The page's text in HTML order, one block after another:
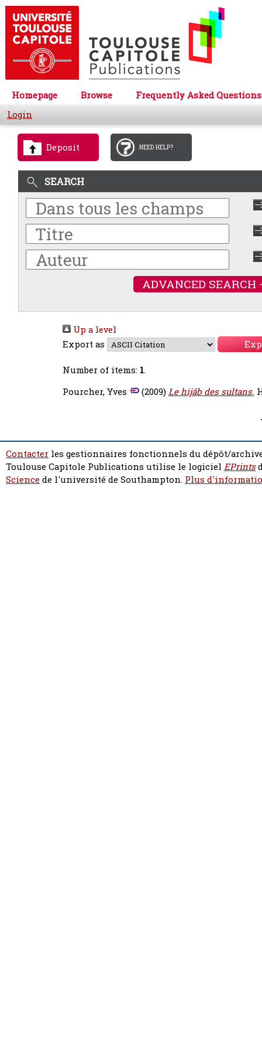
Homepage Browse
Frequently Asked Questions
Login
Deposit NEED HELP?
SEARCH
ADVANCED SEARCH
Up a level
Export as
Number of items: 1.
Pourcher, Yves
(2009)Le hijâb des sultans.
Contacter les gestionnaires fonctionnels du dépôt/
Toulouse Capitole Publications utilise le logiciel EPrints
Sciencede l'université de Southampton. Plus